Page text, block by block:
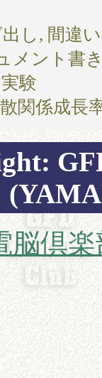
し, 間違
メント書
験
関係成長
脳倶楽